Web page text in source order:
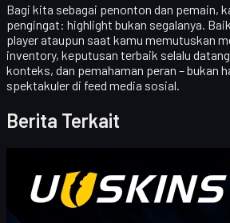
Bagi kita sebagai penonton dan pemain,
pengingat: highlight bukan segalanya.
player ataupun saat kamu memutuskan
inventory, keputusan terbaik selalu
konteks, dan pemahaman peran – bukan
spektakuler di feed media sosial.
Berita Terkait
Halo para pedagang CS2! Selamat
bonus mingguan kami!